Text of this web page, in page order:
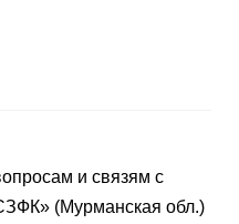
и связям с
(Мурманская обл.)